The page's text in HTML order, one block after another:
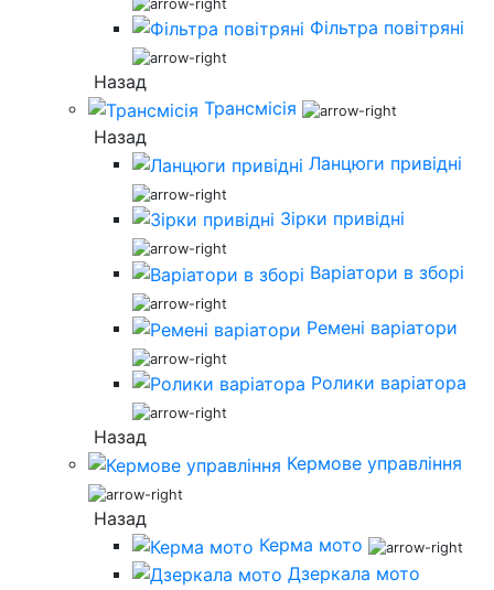
Фільтра повітряні
Назад
Трансмісія
Назад
Ланцюги привідні
Зірки привідні
Варіатори в зборі
Ремені варіатори
Ролики варіатора
Назад
Кермове управління
Назад
Керма мото
Дзеркала мото